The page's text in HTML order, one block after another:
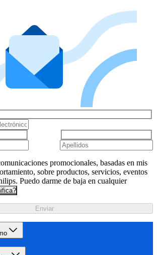
promocionales, basadas en mis
sobre productos, servicios, eventos
Puedo darme de baja en cualquier
Enviar